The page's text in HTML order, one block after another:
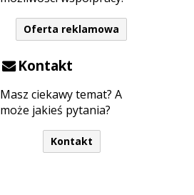
Oferta reklamowa
Kontakt
Masz ciekawy temat? A
może jakieś pytania?
Kontakt